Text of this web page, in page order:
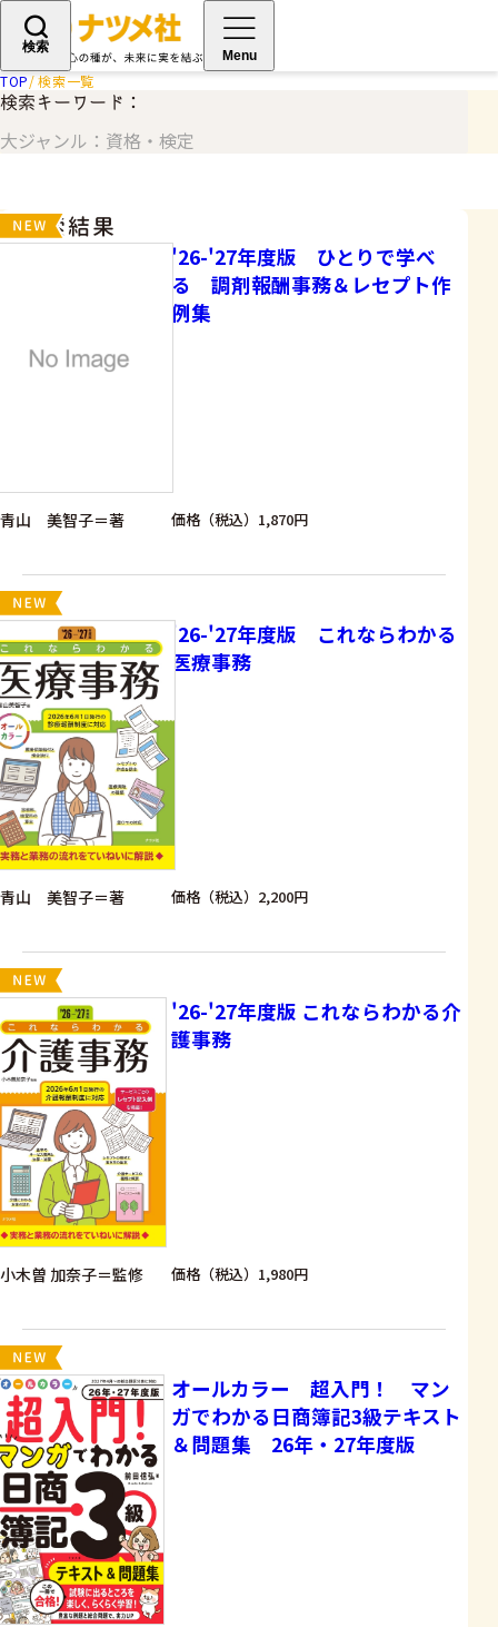
検索
Menu
TOP 検索一覧
検索キーワード：
大ジャンル：資格・検定
検索結果
'26-'27年度版 ひとりで学べ
る 調剤報酬事務＆レセプト作
例集
青山 美智子＝著 価格（税込）1,870円
'26-'27年度版 これならわかる
医療事務
青山 美智子＝著 価格（税込）2,200円
'26-'27年度版 これならわかる介
護事務
小木曽 加奈子＝監修 価格（税込）1,980円
オールカラー 超入門！ マン
ガでわかる日商簿記3級テキスト
＆問題集 26年・27年度版